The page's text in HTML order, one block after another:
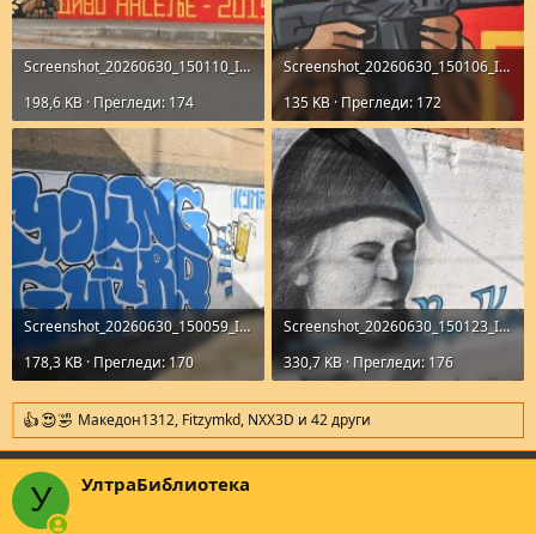
Screenshot_20260630_150110_Instagram.jpg
198,6 KB · Прегледи: 174
Screenshot_20260630_150106_Instagram.jpg
135 KB · Прегледи: 172
Screenshot_20260630_150059_Instagram.jpg
178,3 KB · Прегледи: 170
Screenshot_20260630_150123_Instagram.jpg
330,7 KB · Прегледи: 176
R
e
a
c
i
Македон1312, Fitzymkd, NXX3D и 42 други
У УлтраБиблиотека